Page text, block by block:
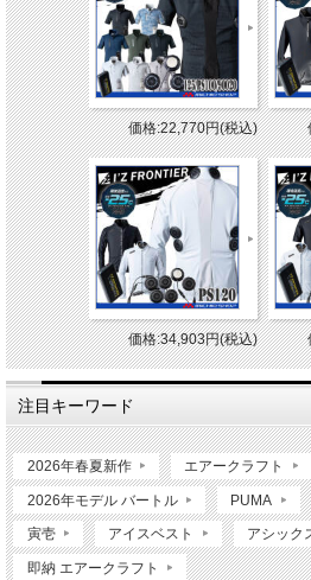
価格:22,770円(税込)
価格:34,903円(税込)
注目キーワード
2026年春夏新作 エアークラフト
2026年モデル バートル PUMA
寅壱 アイスベスト アシック
即納 エアークラフト